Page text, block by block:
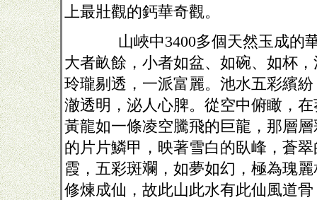
上最壯觀的鈣華奇觀。
山峽中3400多個天然玉成的
大者畝餘，小者如盆、如碗、如杯
玲瓏剔透，一派富麗。池水五彩繽
澈透明，泌人心脾。從空中俯瞰，
黃龍如一條凌空騰飛的巨龍，那層
的片片鱗甲，映著雪白的臥峰，蒼
霞，五彩斑斕，如夢如幻，極為瑰
修煉成仙，故此山此水有此仙風道